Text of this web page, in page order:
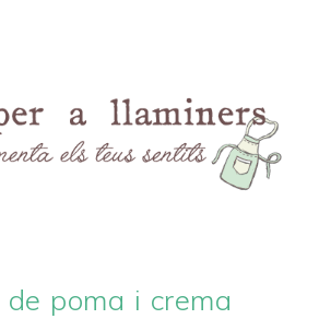
poma i crema